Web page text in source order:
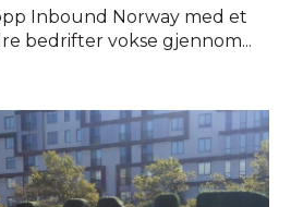
Inbound Norway med et
bedrifter vokse gjennom...